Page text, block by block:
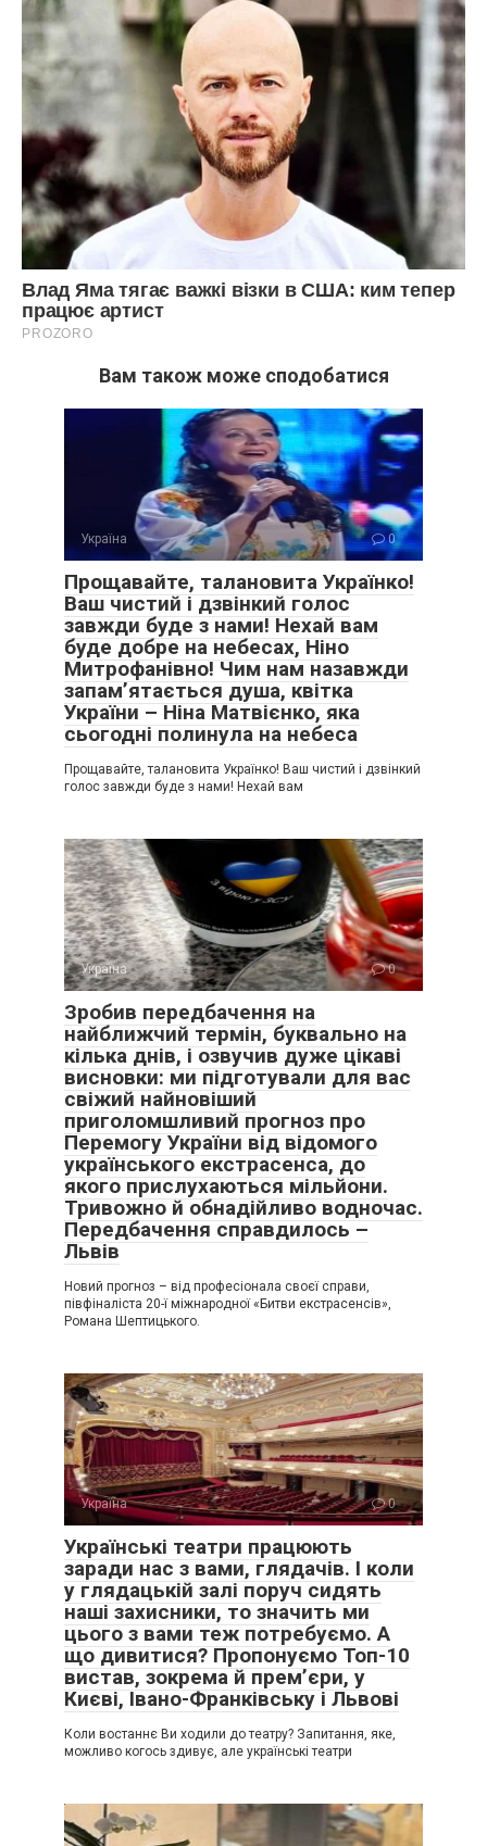
Вам також може сподобатися
Україна 0
Прощавайте, талановита Українко!
Ваш чистий і дзвінкий голос
завжди буде з нами! Нехай вам
буде добре на небесах, Ніно
Митрофанівно! Чим нам назавжди
запам’ятається душа, квітка
України – Ніна Матвієнко, яка
сьогодні полинула на небеса
Прощавайте, талановита Українко! Ваш чистий і дзвінкий
голос завжди буде з нами! Нехай вам
Україна 0
Зробив передбачення на
найближчий термін, буквально на
кілька днів, і озвучив дуже цікаві
висновки: ми підготували для вас
свіжий найновіший
приголомшливий прогноз про
Перемогу України від відомого
українського екстрасенса, до
якого прислухаються мільйони.
Тривожно й обнадійливо водночас.
Передбачення справдилось –
Львів
Новий прогноз – від професіонала своєї справи,
півфіналіста 20-ї міжнародної «Битви екстрасенсів»,
Романа Шептицького.
Україна 0
Українські театри працюють
заради нас з вами, глядачів. І коли
у глядацькій залі поруч сидять
наші захисники, то значить ми
цього з вами теж потребуємо. А
що дивитися? Пропонуємо Топ-10
вистав, зокрема й прем’єри, у
Києві, Івано-Франківську і Львові
Коли востаннє Ви ходили до театру? Запитання, яке,
можливо когось здивує, але українські театри